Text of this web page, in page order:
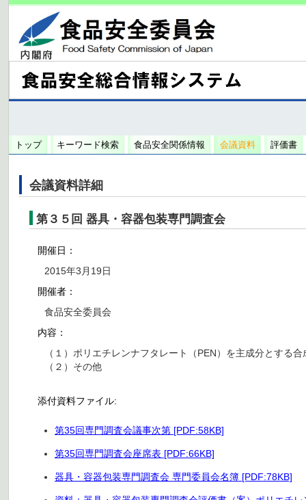
トップ キーワード検索 食品安全関係情報 会議資料 評価書
会議資料詳細
第３５回 器具・容器包装専門調査会
開催日：
2015年3月19日
開催者：
食品安全委員会
内容：
（１）ポリエチレンナフタレート（PEN）を主成分とする
（２）その他
添付資料ファイル:
第35回専門調査会議事次第 [PDF:58KB]
第35回専門調査会座席表 [PDF:66KB]
器具・容器包装専門調査会 専門委員会名簿 [PDF:78KB]